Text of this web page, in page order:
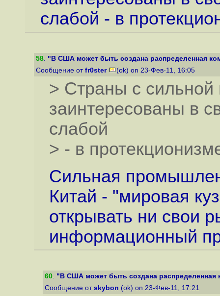
слабой - в
58. "В США может быть создана распределенная
Сообщение от fr0ster (ok) on 23-Фев-11, 16:05
> Страны с
заинтересованы в
слабой
> - в
Сильная
Китай - "мировая
открывать ни свои
информационный
60. "В США может быть создана распределенная
Сообщение от skybon (ok) on 23-Фев-11, 17:21